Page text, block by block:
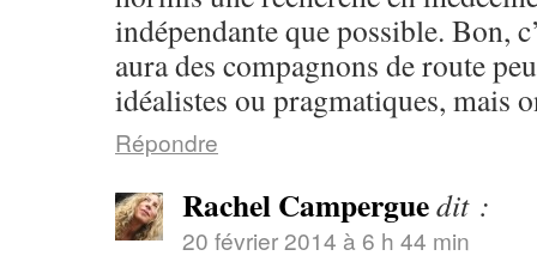
indépendante que possible. Bon,
aura des compagnons de route
idéalistes ou pragmatiques, mais
Répondre
Rachel Camperguedit :
20 février 2014 à 6 h 44 min